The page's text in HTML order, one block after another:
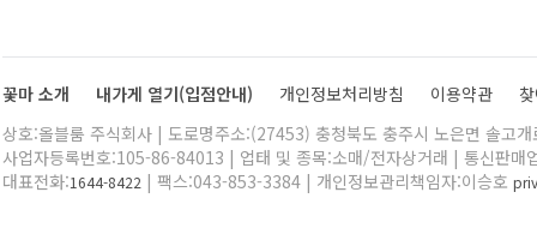
꽃마 소개 내가게 열기(입점안내) 개인정보처리방침 이용약관
상호:올블룸 주식회사 | 도로명주소:(27453) 충청북도 충주시 노은면 솔고
사업자등록번호:105-86-84013 | 업태 및 종목:소매/전자상거래 | 통신판매
대표전화:1644-8422 | 팩스:043-853-3384 | 개인정보관리책임자:이승호